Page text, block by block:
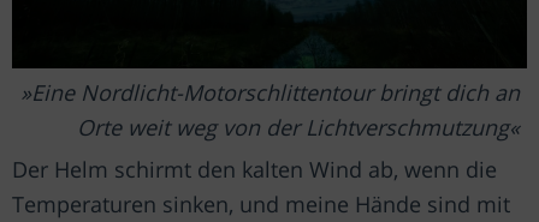
Eine Nordlicht-Motorschlittentour bringt dich an
Orte weit weg von der Lichtverschmutzung
Der Helm schirmt den kalten Wind ab, wenn die
Temperaturen sinken, und meine Hände sind mit